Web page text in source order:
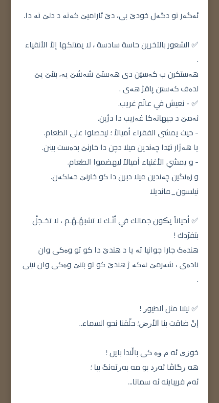
ئەگەر تو دگەل خودێ بی، دێ ئارامیێ کەتە د دلێ تە دا.
✅ الشعور بالآخرين حاسة سادسة ، لا يمتلكها إلاّ الأنقياء
.
هەستکرن ب کەسێن دی هەستێ شەشێ یە، بتنێ یێ
لدەف کەسێن پاقژ هەی .
✅ - نعيش في عالَم غريب.
ئەمێ د جیهانەکا غەریب دا دژین.
- حيث يمشي الفقراء أميالاً ؛ ليحصلوا على الطعام.
یا هەژار تێدا چەندین میلا دچن دا خارنێ بدەست بینن.
- و يمشي الأغنياء أميالاً ليهضموا الطعام.
و زەنگین چەندین میلا دبرن دا کو خارنێ حەلکەن.
نیلسون_ماندیلا
✅ أحياناً يڪون جمالك في أنّـك لا تشبهُـهُـم ، لا تخـجلْ
بتفرّدك !
هندەک جارا جوانیا تە یا د هندێ دا کو تو وەکی وان
نادەی ، شەرمێ نەکە ژ هندێ کو تو بتنێ وەکی وان نینی
.
✅ ﻟﻴﺘﻨﺎ ﻣﺜﻞ ﺍﻟﻄﻴﻮﺭ !
ﺇﻥْ ﺿﺎﻗﺖ ﺑﻨﺎ ﺍﻷﺭﺽ؛ ﺣﻠّﻘﻨﺎ ﻧﺤﻮ ﺍﻟﺴﻤﺎء..
ﺧﻮﺯﻯ ﺋﻪ ﻡ ﻭﻩ ﻛﻰ ﺑﺎڵندﺍ ﺑﺎﻳﻦ !
ﻫﻪ ﺭﮔﺎڤا ئهﺭﺩ ﺑﻮ مه بهﺭتهﻧﮓ ﺑﺒﺎ ؛
ئهﻡ ﻓﺮﯾﺒﺎﯾنه ئه ﺳﻤﺎنا...